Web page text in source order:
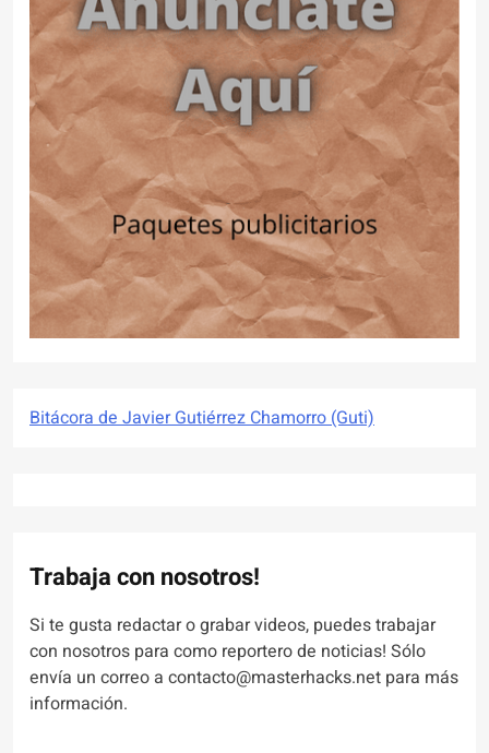
Bitácora de Javier Gutiérrez Chamorro (Guti)
Trabaja con nosotros!
Si te gusta redactar o grabar videos, puedes trabajar
con nosotros para como reportero de noticias! Sólo
envía un correo a contacto@masterhacks.net para más
información.